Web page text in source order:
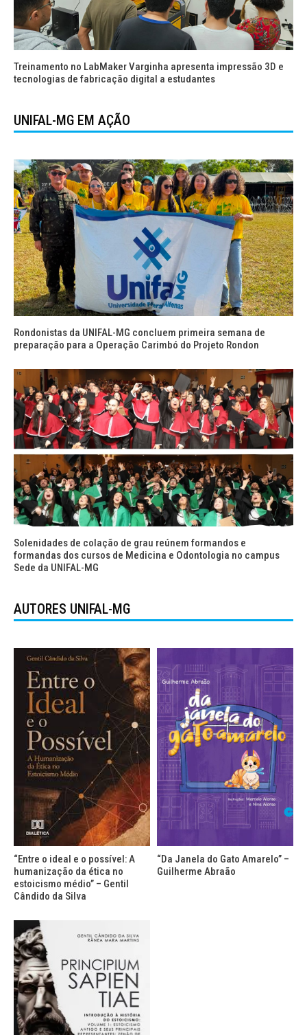
Treinamento no LabMaker Varginha apresenta impressão 3D e
tecnologias de fabricação digital a estudantes
UNIFAL-MG EM AÇÃO
Rondonistas da UNIFAL-MG concluem primeira semana de
preparação para a Operação Carimbó do Projeto Rondon
Solenidades de colação de grau reúnem formandos e
formandas dos cursos de Medicina e Odontologia no campus
Sede da UNIFAL-MG
AUTORES UNIFAL-MG
“Entre o ideal e o possível: A
humanização da ética no
estoicismo médio” – Gentil
Cândido da Silva
“Da Janela do Gato Amarelo” –
Guilherme Abraão